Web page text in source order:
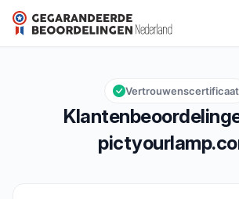
pictyourlamp.com
Algemene beoordeling: 9,3 van 10
9,3/10
Vertrouwenscertificaat